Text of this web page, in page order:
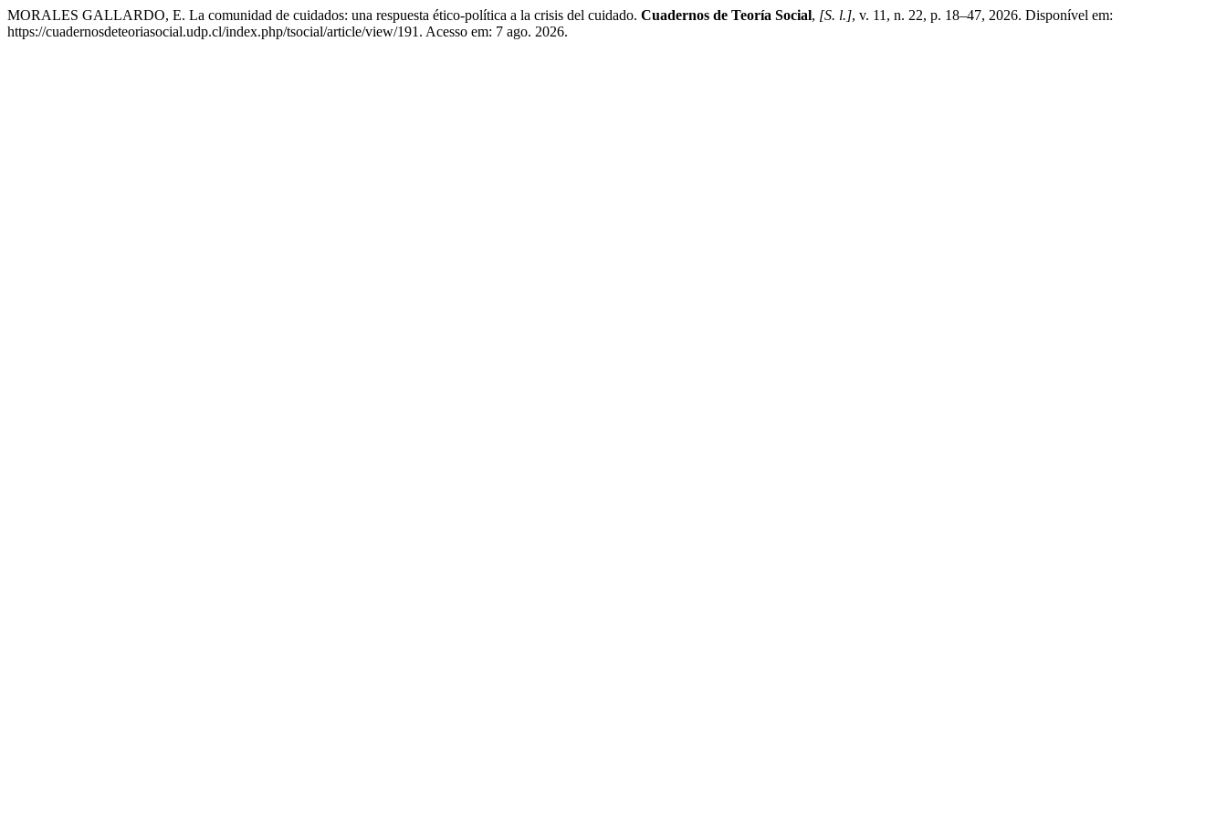
MORALES GALLARDO, E. La comunidad de cuidados: una respuesta ético-política a la crisis del cuidado. Cuadernos de Teoría Social, [S. l.], v. 11, n. 22, p. 18–47, 2026. Disponível em:
https://cuadernosdeteoriasocial.udp.cl/index.php/tsocial/article/view/191. Acesso em: 7 ago. 2026.